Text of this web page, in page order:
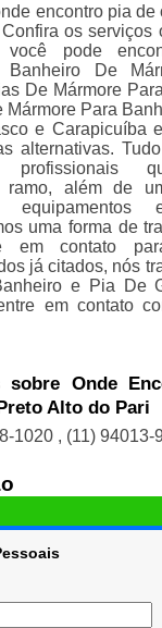
encontro pia
os serviços
você pode
Banheiro De
De Mármore
Mármore Para
e Carapicuíba
alternativas.
ramo, além de
equipamentos
uma forma de
em contato
já citados, nós
e Pia De
em contato
sobre Onde
Alto do Pari
1020 , (11) 94013-